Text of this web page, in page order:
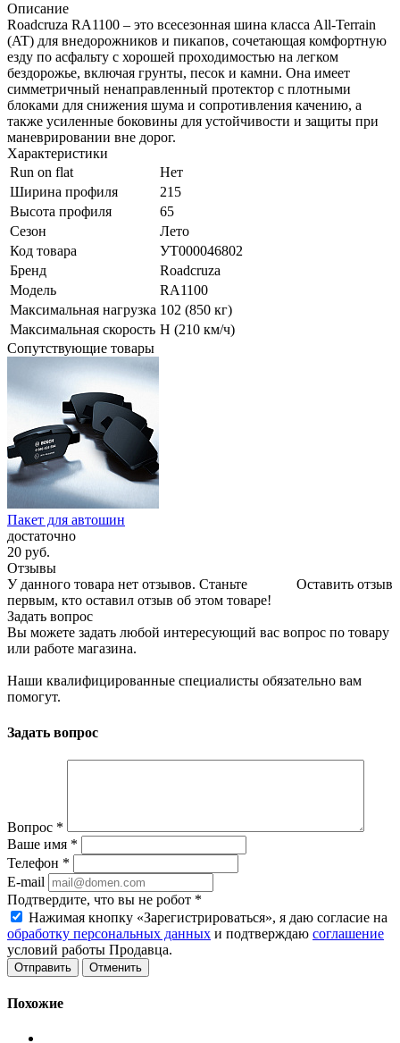
Описание
Roadcruza RA1100 – это всесезонная шина класса All-Terrain
(AT) для внедорожников и пикапов, сочетающая комфортную
езду по асфальту с хорошей проходимостью на легком
бездорожье, включая грунты, песок и камни. Она имеет
симметричный ненаправленный протектор с плотными
блоками для снижения шума и сопротивления качению, а
также усиленные боковины для устойчивости и защиты при
маневрировании вне дорог.
Характеристики
Run on flat
Нет
Ширина профиля
215
Высота профиля
65
Сезон
Лето
Код товара
УТ000046802
Бренд
Roadcruza
Модель
RA1100
Максимальная нагрузка 102 (850 кг)
Максимальная скорость H (210 км/ч)
Сопутствующие товары
Пакет для автошин
достаточно
20 руб.
Отзывы
Оставить отзыв
У данного товара нет отзывов. Станьте
первым, кто оставил отзыв об этом товаре!
Задать вопрос
Вы можете задать любой интересующий вас вопрос по товару
или работе магазина.
Наши квалифицированные специалисты обязательно вам
помогут.
Задать вопрос
Вопрос *
Ваше имя *
Телефон *
E-mail
Подтвердите, что вы не робот *
Нажимая кнопку «Зарегистрироваться», я даю согласие на
обработку персональных данных и подтверждаю соглашение
условий работы Продавца.
Отменить
Похожие